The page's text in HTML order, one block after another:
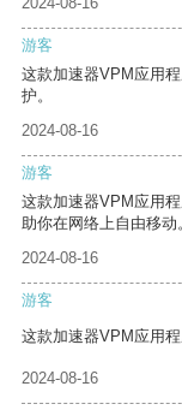
游客
这款加速器VPM应用
护。
2024-08-16
游客
这款加速器VPM应用
助你在网络上自由移动
2024-08-16
游客
这款加速器VPM应用
2024-08-16